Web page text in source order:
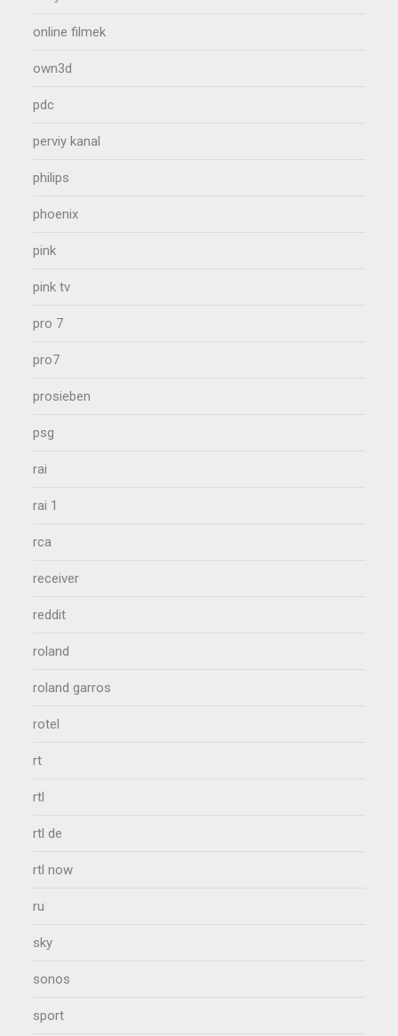
online filmek
own3d
pdc
perviy kanal
philips
phoenix
pink
pink tv
pro 7
pro7
prosieben
psg
rai
rai 1
rca
receiver
reddit
roland
roland garros
rotel
rt
rtl
rtl de
rtl now
ru
sky
sonos
sport